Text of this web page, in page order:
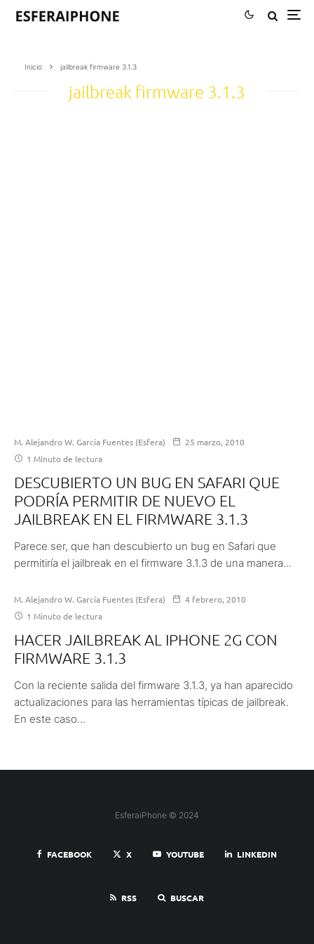
Inicio jailbreak firmware 3.1.3
jailbreak firmware 3.1.3
M. Alejandro W. García Fuentes (Esfera)
25 marzo, 2010
1 Minuto de lectura
DESCUBIERTO UN BUG EN SAFARI QUE
PODRÍA PERMITIR DE NUEVO EL
JAILBREAK EN EL FIRMWARE 3.1.3
Parece ser, que han descubierto un bug en Safari que
permitiría el jailbreak en el firmware 3.1.3 de una manera...
M. Alejandro W. García Fuentes (Esfera)
4 febrero, 2010
1 Minuto de lectura
HACER JAILBREAK AL IPHONE 2G CON
FIRMWARE 3.1.3
Con la reciente salida del firmware 3.1.3, ya han aparecido
actualizaciones para las herramientas típicas de jailbreak.
En este caso...
EsferaiPhone © 2024
FACEBOOK X YOUTUBE LINKEDIN
RSS BUSCAR